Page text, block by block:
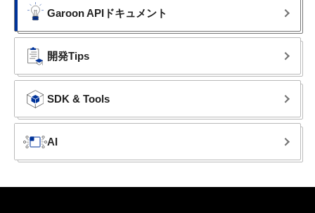
Garoon APIドキュメント
開発Tips
SDK & Tools
AI